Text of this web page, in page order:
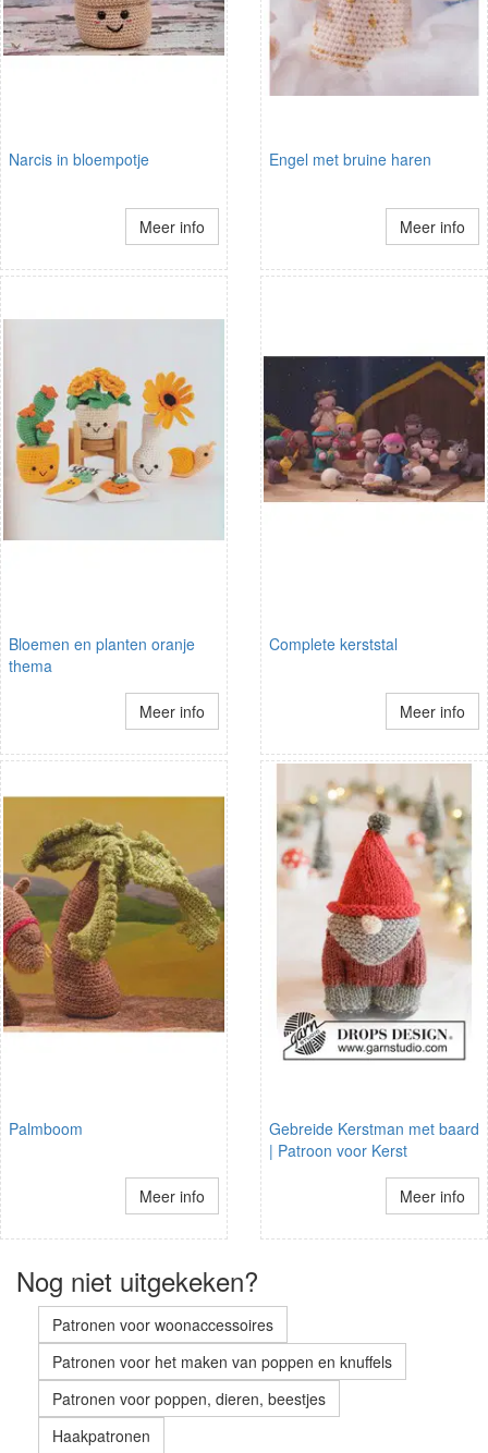
Narcis in bloempotje
Meer info
Engel met bruine haren
Meer info
Bloemen en planten oranje
thema
Meer info
Complete kerststal
Meer info
Palmboom
Meer info
Gebreide Kerstman met baard
| Patroon voor Kerst
Meer info
Nog niet uitgekeken?
Patronen voor woonaccessoires
Patronen voor het maken van poppen en knuffels
Patronen voor poppen, dieren, beestjes
Haakpatronen